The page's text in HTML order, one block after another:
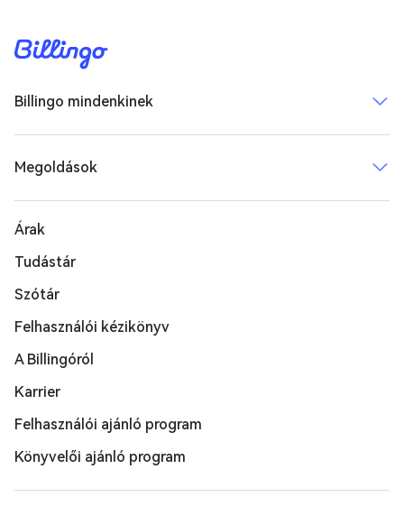
Billingo mindenkinek
Megoldások
Árak
Tudástár
Szótár
Felhasználói kézikönyv
A Billingóról
Karrier
Felhasználói ajánló program
Könyvelői ajánló program